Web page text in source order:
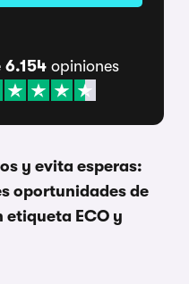
6.154 opiniones
y evita esperas:
oportunidades de
ECO y